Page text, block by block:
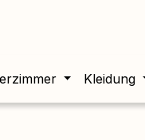
Kleidung